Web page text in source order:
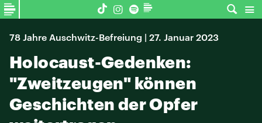
78 Jahre Auschwitz-Befreiung | 27. Januar 2023
Holocaust-Gedenken:
"Zweitzeugen" können
Geschichten der Opfer